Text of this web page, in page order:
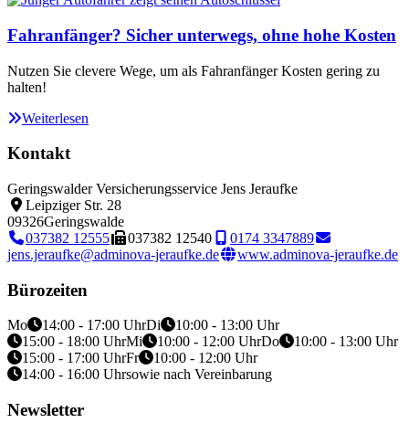
Fahranfänger? Sicher unterwegs, ohne hohe Kosten
Nutzen Sie clevere Wege, um als Fahranfänger Kosten gering zu
halten!
Weiterlesen
Kontakt
Geringswalder Versicherungsservice Jens Jeraufke
Leipziger Str. 28
09326Geringswalde
037382 12555
037382 12540
0174 3347889
jens.jeraufke@adminova-jeraufke.de
www.adminova-jeraufke.de
Bürozeiten
Mo 14:00 - 17:00 UhrDi
10:00 - 13:00 Uhr
15:00 - 18:00 UhrMi 10:00 - 12:00 UhrDo
10:00 - 13:00 Uhr
15:00 - 17:00 UhrFr
10:00 - 12:00 Uhr
14:00 - 16:00 Uhrsowie nach Vereinbarung
Newsletter